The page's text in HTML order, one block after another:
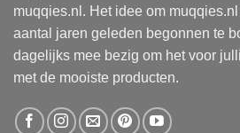
muqqies.nl. Het idee om
aantal jaren geleden begonnen te
dagelijks mee bezig om het voor
met de mooiste producten.